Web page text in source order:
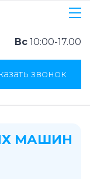
Вс 10:00-17.00
звонок
МАШИН